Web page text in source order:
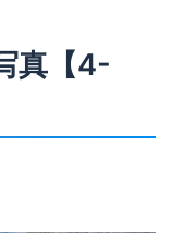
真【4-